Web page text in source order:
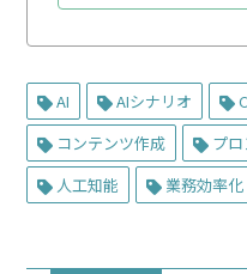
AI AIシナリオ
コンテンツ作成
プ
人工知能
業務効率化